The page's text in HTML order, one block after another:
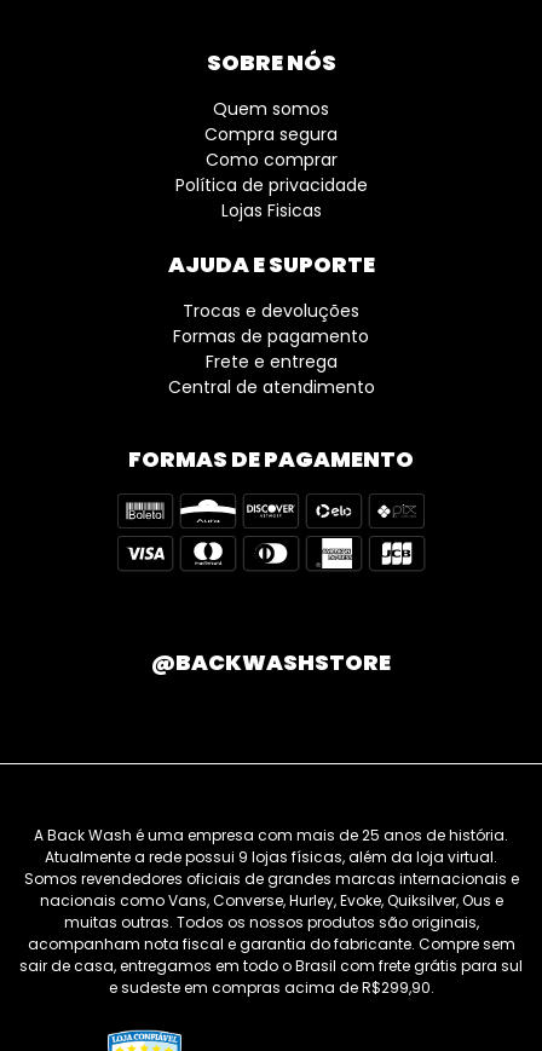
SOBRE NÓS
Quem somos
Compra segura
Como comprar
Política de privacidade
Lojas Fisicas
AJUDA E SUPORTE
Trocas e devoluções
Formas de pagamento
Frete e entrega
Central de atendimento
FORMAS DE PAGAMENTO
@BACKWASHSTORE
A Back Wash é uma empresa com mais de 25 anos de história.
Atualmente a rede possui 9 lojas físicas, além da loja virtual.
Somos revendedores oficiais de grandes marcas internacionais e
nacionais como Vans, Converse, Hurley, Evoke, Quiksilver, Ous e
muitas outras. Todos os nossos produtos são originais,
acompanham nota fiscal e garantia do fabricante. Compre sem
sair de casa, entregamos em todo o Brasil com frete grátis para sul
e sudeste em compras acima de R$299,90.